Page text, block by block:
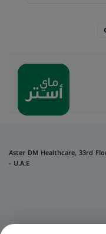
Aster DM Healthcare, 33rd
- U.A.E